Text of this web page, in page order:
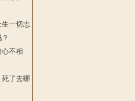
生一切志
不相
死了去哪